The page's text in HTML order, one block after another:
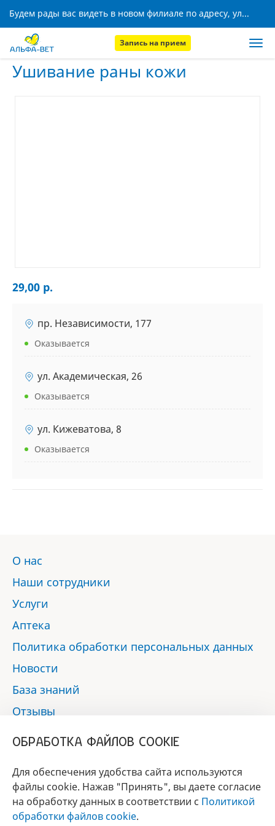
Будем рады вас видеть в новом филиале по адресу, ул. Кижеватова, 8!
Запись на прием
Главная Ушивание раны кожи
Ушивание раны кожи
29,00 р.
пр. Независимости, 177
Оказывается
ул. Академическая, 26
Оказывается
ул. Кижеватова, 8
Оказывается
О нас
Наши сотрудники
Услуги
Аптека
Политика обработки персональных данных
Новости
База знаний
Отзывы
БРЕНД
ГОДА 2017 - 2019
ОБРАБОТКА ФАЙЛОВ COOKIE
Для обеспечения удобства сайта используются
файлы cookie. Нажав "Принять", вы даете согласие
на обработку данных в соответствии с Политикой
обработки файлов cookie.